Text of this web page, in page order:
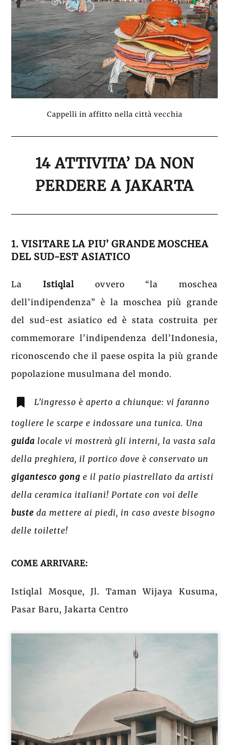
Cappelli in affitto nella città vecchia
14 ATTIVITA’ DA NON
PERDERE A JAKARTA
1. VISITARE LA PIU’ GRANDE MOSCHEA
DEL SUD-EST ASIATICO
La Istiqlalovvero “la moschea
dell’indipendenza” è la moschea più grande
del sud-est asiatico ed è stata costruita per
commemorare l’indipendenza dell’Indonesia,
riconoscendo che il paese ospita la più grande
popolazione musulmana del mondo.
L’ingresso è aperto a chiunque: vi faranno
togliere le scarpe e indossare una tunica. Una
guida locale vi mostrerà gli interni, la vasta sala
della preghiera, il portico dove è conservato un
gigantesco gong e il patio piastrellato da artisti
della ceramica italiani! Portate con voi delle
buste da mettere ai piedi, in caso aveste bisogno
delle toilette!
COME ARRIVARE:
Istiqlal Mosque, Jl. Taman Wijaya Kusuma,
Pasar Baru, Jakarta Centro